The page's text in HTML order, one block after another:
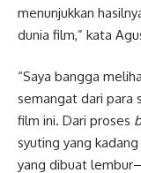
menunjukkan
dunia film,” kata
“Saya bangga
semangat dari para
film ini. Dari proses
syuting yang
yang dibuat